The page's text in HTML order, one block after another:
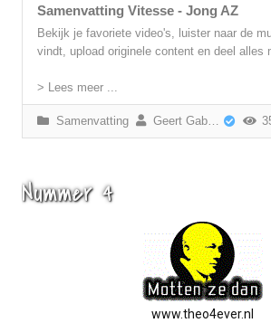
Samenvatting Vitesse - Jong AZ
Bekijk je favoriete video's, luister naar de
vindt, upload originele content en deel alles
> Lees meer ...
Samenvatting Geert Gabriëls
Nummer 4
www.theo4ever.nl